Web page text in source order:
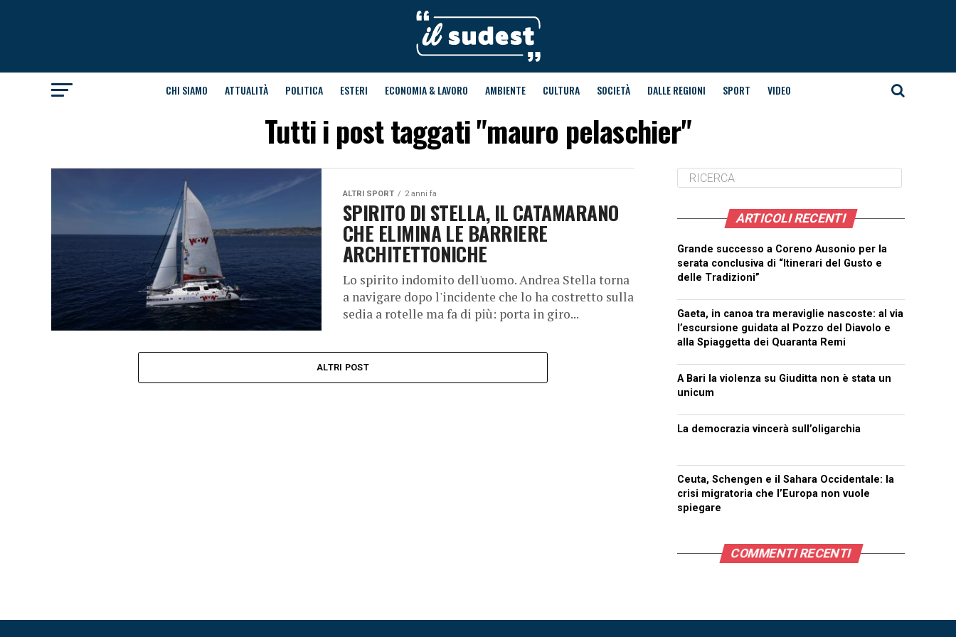
CHI SIAMO ATTUALITÀ POLITICA ESTERI ECONOMIA & LAVORO AMBIENTE CULTURA SOCIETÀ DALLE REGIONI SPORT VIDEO
Tutti i post taggati "mauro pelaschier"
ALTRI SPORT 2 anni fa
SPIRITO DI STELLA, IL CATAMARANO
CHE ELIMINA LE BARRIERE
ARCHITETTONICHE
Lo spirito indomito dell'uomo. Andrea Stella torna
a navigare dopo l'incidente che lo ha costretto sulla
sedia a rotelle ma fa di più: porta in giro...
ALTRI POST
ARTICOLI RECENTI
Grande successo a Coreno Ausonio per la
serata conclusiva di “Itinerari del Gusto e
delle Tradizioni”
Gaeta, in canoa tra meraviglie nascoste: al via
l’escursione guidata al Pozzo del Diavolo e
alla Spiaggetta dei Quaranta Remi
A Bari la violenza su Giuditta non è stata un
unicum
La democrazia vincerà sull’oligarchia
Ceuta, Schengen e il Sahara Occidentale: la
crisi migratoria che l’Europa non vuole
spiegare
COMMENTI RECENTI